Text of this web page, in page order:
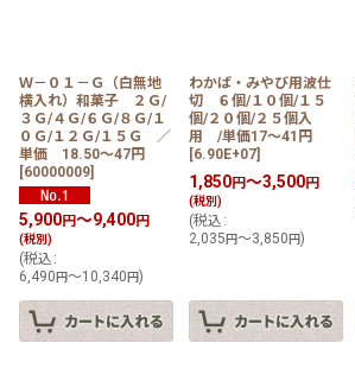
Ｗ－０１－Ｇ（白無地
横入れ）和菓子 ２Ｇ/
３Ｇ/４Ｇ/６Ｇ/８Ｇ/１
０Ｇ/１２Ｇ/１５Ｇ ／
単価 18.50〜47円
[60000009]
5,900円～9,400円
(税別)
(税込 :
6,490 円～10,340 円)
わかば・みやび用波仕
切 ６個/１０個/１５
個/２０個/２５個入
用 /単価17〜41円
[6.90E+07]
1,850円～3,500円
(税別)
(税込 :
2,035 円～3,850 円)